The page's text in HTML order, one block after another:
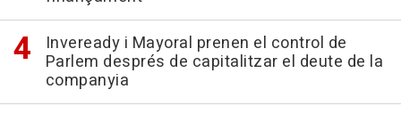
Inveready i Mayoral prenen el control de
Parlem després de capitalitzar el deute de la
companyia